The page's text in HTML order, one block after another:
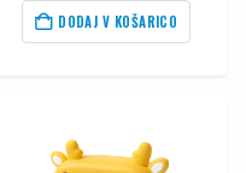
je
bila:
18,90€.
je:
16,99
DODAJ V KOŠARICO